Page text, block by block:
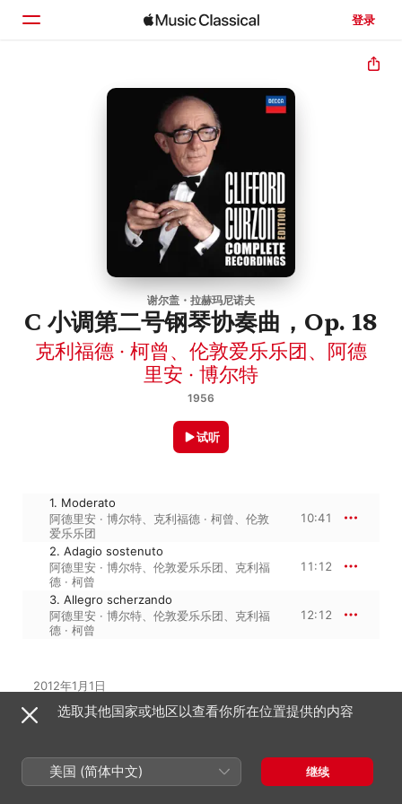
登录
谢尔盖・拉赫玛尼诺夫
C 小调第二号钢琴协奏曲，Op. 18
克利福德 · 柯曾、 伦敦爱乐乐团、 阿德
里安 · 博尔特
1956
试听
1. Moderato
阿德里安 · 博尔特
克利福德 · 柯曾
伦敦
爱乐乐团
10:41
2. Adagio sostenuto
阿德里安 · 博尔特
伦敦爱乐乐团
克利福
德 · 柯曾
11:12
3. Allegro scherzando
阿德里安 · 博尔特
伦敦爱乐乐团
克利福
德 · 柯曾
12:12
2012年1月1日
℗ This Compilation 2012 Decca Music Group Limited
来自专辑
选取其他国家或地区以查看你所在位置提供的内容
美国 (简体中文) 继续